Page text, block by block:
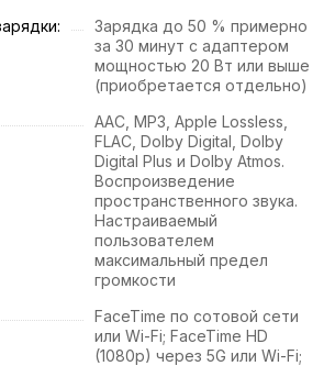
Зарядка до 50 % примерно
за 30 минут с адаптером
мощностью 20 Вт или выше
(приобретается отдельно)
AAC, MP3, Apple Lossless,
FLAC, Dolby Digital, Dolby
Digital Plus и Dolby Atmos.
Воспроизведение
пространственного звука.
Настраиваемый
пользователем
максимальный предел
громкости
FaceTime по сотовой сети
или Wi-Fi; FaceTime HD
(1080p) через 5G или Wi-Fi;